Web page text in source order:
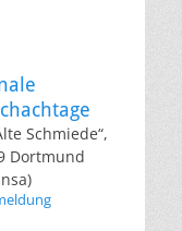
Schmiede“,
Dortmund